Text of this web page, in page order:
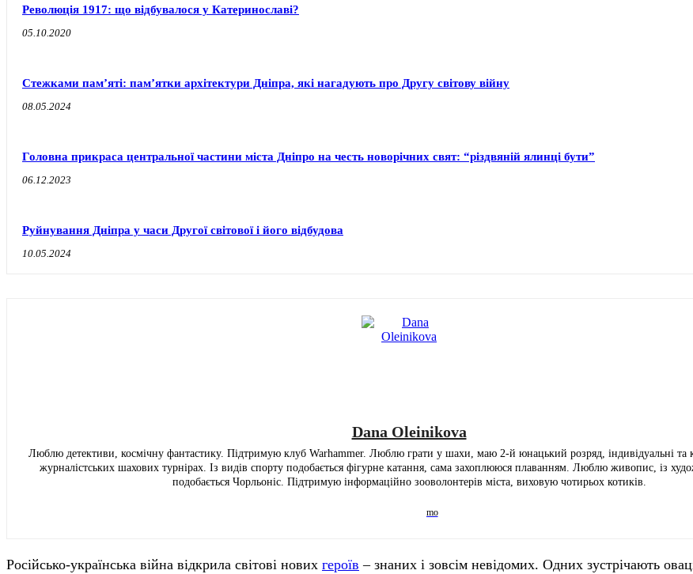
Революція 1917: що відбувалося у Катеринославі?
05.10.2020
Стежками пам’яті: пам’ятки архітектури Дніпра, які нагадують про Другу світову війну
08.05.2024
Головна прикраса центральної частини міста Дніпро на честь новорічних свят: “різдвяній ялинці бути”
06.12.2023
Руйнування Дніпра у часи Другої світової і його відбудова
10.05.2024
Dana Oleinikova
Люблю детективи, космічну фантастику. Підтримую клуб Warhammer. Люблю грати у шахи, маю 2-й юнацький розряд, індивідуальні та
журналістських шахових турнірах. Із видів спорту подобається фігурне катання, сама захоплююся плаванням. Люблю живопис, із
подобається Чорльоніс. Підтримую інформаційно зооволонтерів міста, виховую чотирьох котиків.
Російсько-українська війна відкрила світові нових героїв – знаних і зовсім невідомих. Одних зустрічають